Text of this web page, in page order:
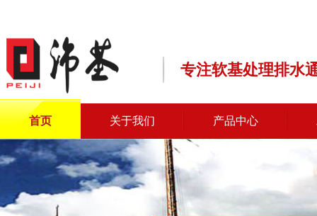
专注软基处理排水
首页 关于我们 产品中心